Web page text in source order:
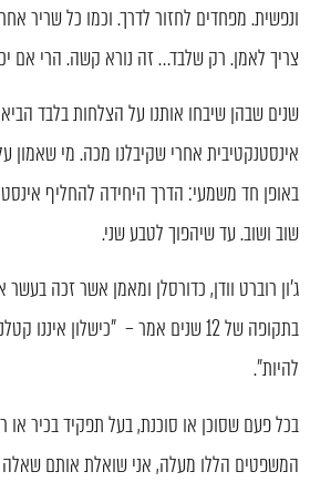
ונפשית. מפחדים לחזור לדרך. וכמו כל שריר
צריך לאמן. רק שלבד… זה נורא קשה. הרי אם
שנים שבהן שיבחו אותנו על הצלחות בלבד
אינסטנקטיבית אחרי שקיבלנו מכה. מי שאמון
באופן חד משמעי: הדרך היחידה להחליף
שוב ושוב. עד שיהפוך לטבע שני.
בתקופה של 12 שנים אמר – "כישלון
להיות".
בכל פעם שסוכן או סוכנת, בעל תפקיד בכיר
המשפטים הללו מעלה, אני שואלת אותם שאלה